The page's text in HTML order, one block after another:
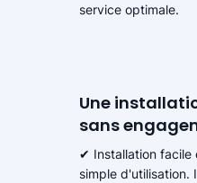
service optimale.
Une
sans
✔ Installation facile
simple d'utilisation.